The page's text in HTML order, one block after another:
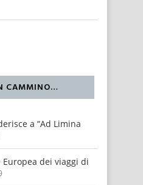
CAMMINO…
a “Ad Limina
Europea dei viaggi di